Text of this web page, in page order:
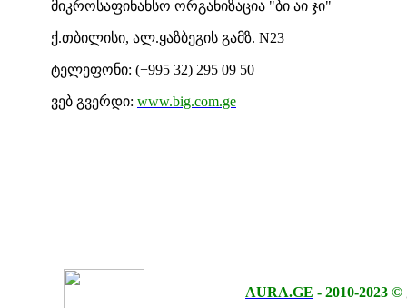
მიკროსაფინანსო ორგანიზაცია "ბი აი ჯი"
ქ.თბილისი, ალ.ყაზბეგის გამზ. N23
ტელეფონი: (+995 32) 295 09 50
ვებ გვერდი: www.big.com.ge
AURA.GE - 2010-2023 ©